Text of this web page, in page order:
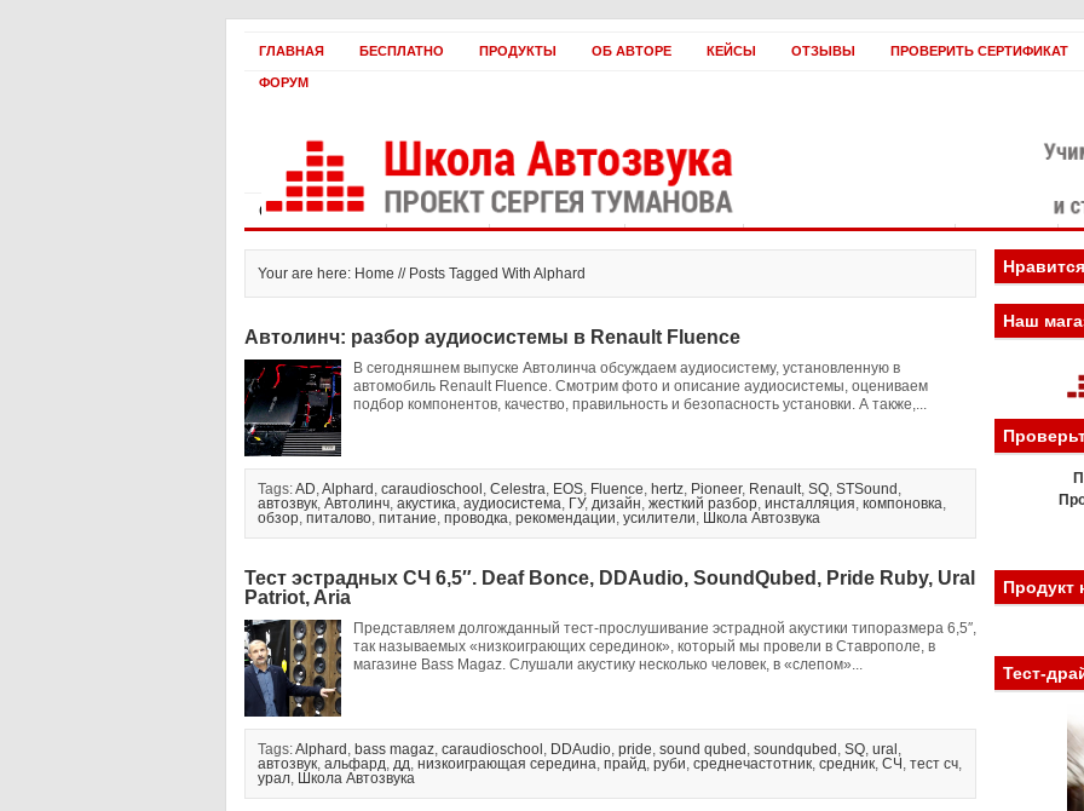
ГЛАВНАЯ БЕСПЛАТНО ПРОДУКТЫ ОБ АВТОРЕ КЕЙСЫ ОТЗЫВЫ ПРОВЕРИТЬ СЕРТИФИКАТ
ФОРУМ
Статьи и видео Интервью Как оплатить? Заработать!
Your are here: Home // Posts Tagged With Alphard
Автолинч: разбор аудиосистемы в Renault Fluence
В сегодняшнем выпуске Автолинча обсуждаем аудиосистему, установленную в
автомобиль Renault Fluence. Смотрим фото и описание аудиосистемы, оцениваем
подбор компонентов, качество, правильность и безопасность установки. А также,...
Tags:AD,Alphard , caraudioschool , Celestra, EOS, Fluence, hertz, Pioneer, Renault, SQ, STSound ,
автозвук, Автолинч, акустика, аудиосистема, ГУ, дизайн, жесткий разбор, инсталляция, компоновка,
обзор, питалово, питание, проводка, рекомендации, усилители, Школа Автозвука
Тест эстрадных СЧ 6,5″. Deaf Bonce, DDAudio, SoundQubed, Pride Ruby, Ural
Patriot, Aria
Представляем долгожданный тест-прослушивание эстрадной акустики типоразмера 6,5″,
так называемых «низкоиграющих серединок», который мы провели в Ставрополе, в
магазине Bass Magaz. Слушали акустику несколько человек, в «слепом»...
Tags:Alphard , bass magaz, caraudioschool , DDAudio, pride, sound qubed , soundqubed , SQ, ural ,
автозвук, альфард, дд, низкоиграющая середина, прайд, руби, среднечастотник, средник, СЧ , тест сч,
урал, Школа Автозвука
Наш
Продукт
Тест-